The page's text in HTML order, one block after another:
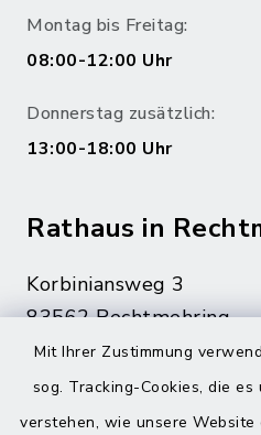
Mit Ihrer Zustimmung
sog. Tracking-Cookies, die
verstehen, wie unsere
Montag bis Freitag:
08:00-12:00 Uhr
Donnerstag zusätzlich:
13:00-18:00 Uhr
Rathaus in
Korbiniansweg 3
83562 Rechtmehring
08076 499
08076 8595